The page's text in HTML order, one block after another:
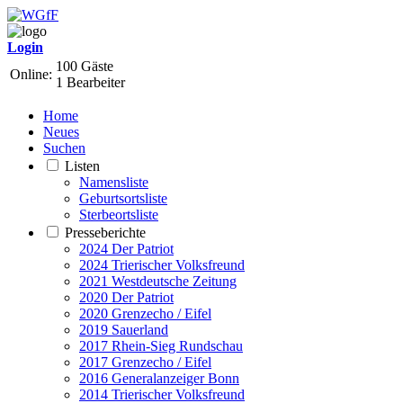
Login
Online:
100 Gäste
1 Bearbeiter
Home
Neues
Suchen
Listen
Namensliste
Geburtsortsliste
Sterbeortsliste
Presseberichte
2024 Der Patriot
2024 Trierischer Volksfreund
2021 Westdeutsche Zeitung
2020 Der Patriot
2020 Grenzecho / Eifel
2019 Sauerland
2017 Rhein-Sieg Rundschau
2017 Grenzecho / Eifel
2016 Generalanzeiger Bonn
2014 Trierischer Volksfreund